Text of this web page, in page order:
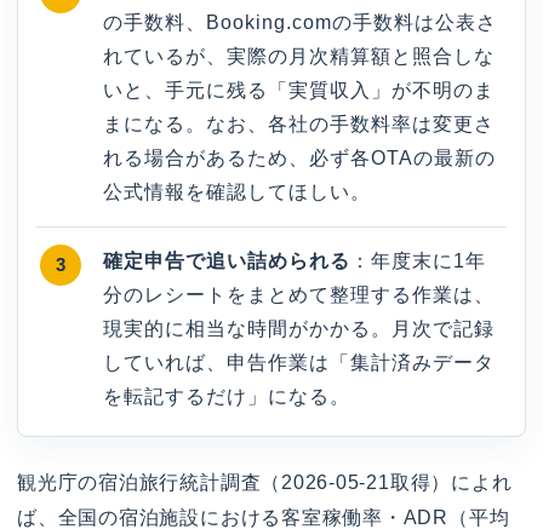
の手数料、Booking.comの手数料は公表さ
れているが、実際の月次精算額と照合しな
いと、手元に残る「実質収入」が不明のま
まになる。なお、各社の手数料率は変更さ
れる場合があるため、必ず各OTAの最新の
公式情報を確認してほしい。
確定申告で追い詰められる ：年度末に1年
分のレシートをまとめて整理する作業は、
現実的に相当な時間がかかる。月次で記録
していれば、申告作業は「集計済みデータ
を転記するだけ」になる。
観光庁の宿泊旅行統計調査（2026-05-21取得）によれ
ば、全国の宿泊施設における客室稼働率・ADR（平均